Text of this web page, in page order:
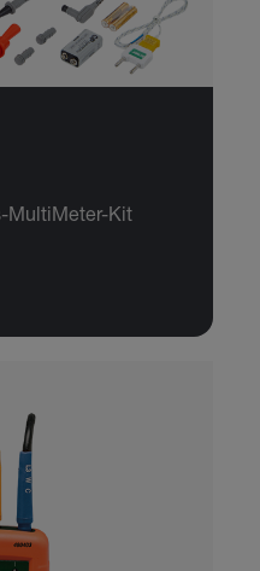
MultiMeter-Kit